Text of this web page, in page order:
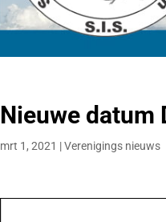
Nieuwe datum
mrt 1, 2021 |Verenigings nieuws